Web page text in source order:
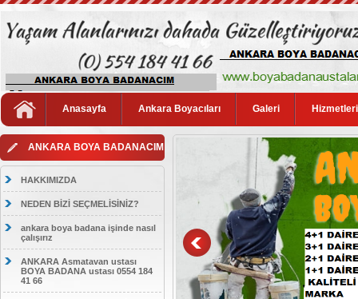
Anasayfa Ankara Boyacıları Galeri
ANKARA BOYA BADANACIM
HAKKIMIZDA
NEDEN BİZİ SEÇMELİSİNİZ?
ankara boya badana işinde nasıl
çalışırız
ANKARA Asmatavan ustası
BOYA BADANA ustası 0554 184
41 66